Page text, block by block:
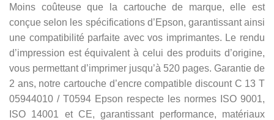
Moins coûteuse que la cartouche de marque, elle est
conçue selon les spécifications d’Epson, garantissant ainsi
une compatibilité parfaite avec vos imprimantes. Le rendu
d’impression est équivalent à celui des produits d’origine,
vous permettant d’imprimer jusqu’à 520 pages. Garantie de
2 ans, notre cartouche d’encre compatible discount C 13 T
05944010 / T0594 Epson respecte les normes ISO 9001,
ISO 14001 et CE, garantissant performance, matériaux